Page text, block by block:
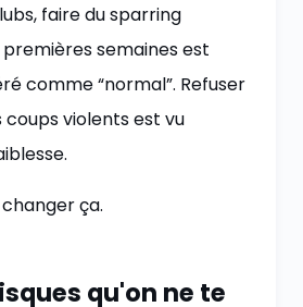
faire du sparring
semaines est
comme “normal”. Refuser
violents est vu
ça.
qu'on ne te